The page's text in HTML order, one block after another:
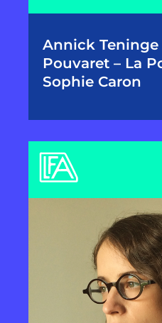
Annick Teninge
Pouvaret – La
Sophie Caron